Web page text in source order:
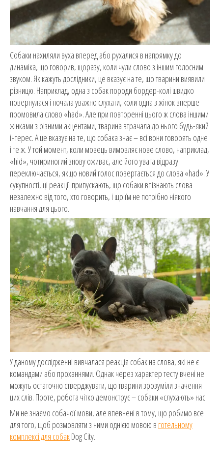
Собаки нахиляли вуха вперед або рухалися в напрямку до
динаміка, що говорив, щоразу, коли чули слово з іншим голосним
звуком. Як кажуть дослідники, це вказує на те, що тварини виявили
різницю. Наприклад, одна з собак породи бордер-колі швидко
повернулася і почала уважно слухати, коли одна з жінок вперше
промовила слово «had». Але при повторенні цього ж слова іншими
жінками з різними акцентами, тварина втрачала до нього будь-який
інтерес. А це вказує на те, що собака знає – всі вони говорять одне
і те ж. У той момент, коли мовець вимовляє нове слово, наприклад,
«hid», чотириногий знову оживає, але його увага відразу
переключається, якщо новий голос повертається до слова «had». У
сукупності, ці реакції припускають, що собаки впізнають слова
незалежно від того, хто говорить, і що їм не потрібно ніякого
навчання для цього.
У даному дослідженні вивчалася реакція собак на слова, які не є
командами або проханнями. Однак через характер тесту вчені не
можуть остаточно стверджувати, що тварини зрозуміли значення
цих слів. Проте, робота чітко демонструє – собаки «слухають» нас.
Ми не знаємо собачої мови, але впевнені в тому, що робимо все
для того, щоб розмовляти з ними однією мовою в готельному
комплексі для собакDog City.